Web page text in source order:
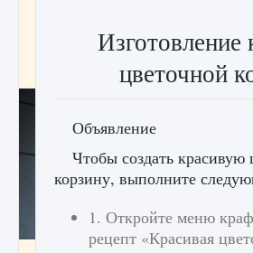
начать сохранение данных мира»
9 августа 2024 2 711
Изготовление
цветочной
Объявление
Чтобы создать красивую
корзину, выполните
1. Откройте меню
рецепт «Красивая